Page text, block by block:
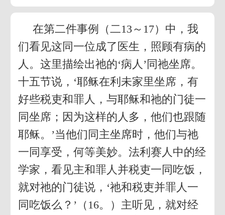
在第二件事例（二13～17）中，我
们看见这同一位成了医生，照顾有病的
人。这里描绘出祂的‘病人’同祂坐席。
十五节说，‘耶稣在利未家里坐席，有
好些税吏和罪人，与耶稣和祂的门徒一
同坐席；因为这样的人多，他们也跟随
耶稣。’当他们同主坐席时，他们与祂
一同享受，何等美妙。法利赛人中的经
学家，看见主和罪人并税吏一同吃饭，
就对祂的门徒说，‘祂和税吏并罪人一
同吃饭么？’（16。）主听见，就对经